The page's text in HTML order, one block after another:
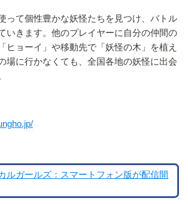
って個性豊かな妖怪たちを見つけ、バトル
いきます。他のプレイヤーに自分の仲間の
ヒョーイ」や移動先で「妖怪の木」を植え
場に行かなくても、全国各地の妖怪に出会
ルガールズ：スマートフォン版が配信開